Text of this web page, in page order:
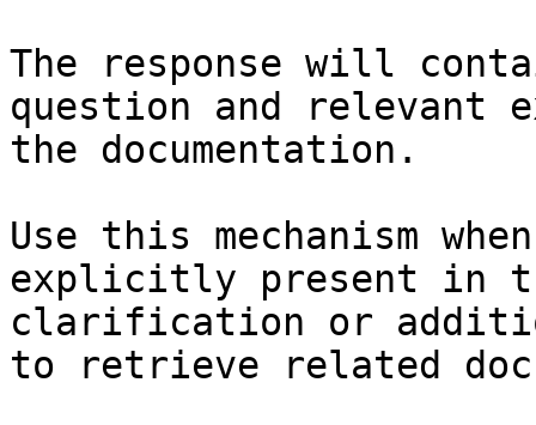
The response will
question and relevant
the documentation.
Use this mechanism
explicitly present in
clarification or